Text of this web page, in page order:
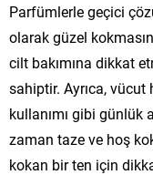
Parfümlerle geçici
olarak güzel
cilt bakımına dikkat
sahiptir. Ayrıca,
kullanımı gibi günlük
zaman taze ve hoş
kokan bir ten için